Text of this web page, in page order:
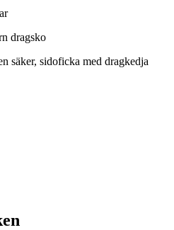
dragsko
säker, sidoficka med dragkedja